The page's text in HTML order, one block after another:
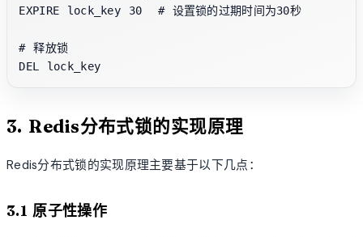
EXPIRE lock_key 30  # 设置锁的过期时间为30秒
# 释放锁
3. Redis分布式锁的实现原理
Redis分布式锁的实现原理主要基于以下几点：
3.1 原子性操作